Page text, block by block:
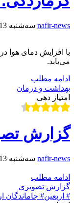
nafir-news سه‌شنبه 13 مرداد 1405
با افزایش دمای هوا
می‌یابد.
ادامه مطلب
بهداشت و درمان
امتیاز دهی
گزارش
nafir-news سه‌شنبه 13 مرداد 1405
ادامه مطلب
گزارش تصویری
# اربعین# جاماندگان